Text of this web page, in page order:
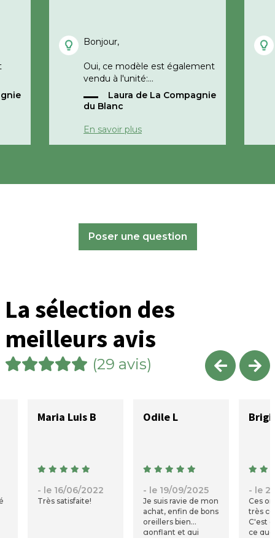
Bonjour,
Oui, ce modèle est également
vendu à l'unité:
https://www.lacompagniedublanc.com/
Laura de La Compagnie
du Blanc
En savoir plus
Poser une question
La sélection des
meilleurs avis
(29 avis)
Maria Luis B
- le 16/06/2022
Très satisfaite!
Odile L
- le 19/09/2025
Je suis ravie de mon
achat, enfin de bons
oreillers bien
gonflant et qui
- le
Ces
très
C'est
ce